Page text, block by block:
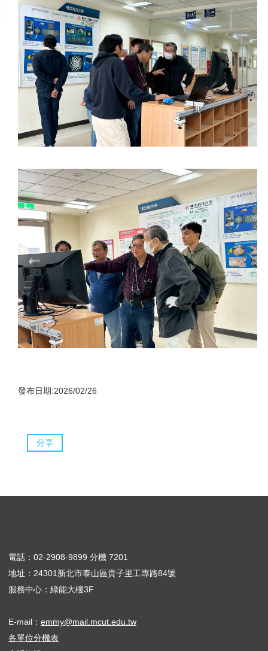
發布日期:2026/02/26
分享
電話：02-2908-9899 分機 7201
地址：24301新北市泰山區貴子里工專路84號
服務中心：綠能大樓3F
E-mail： emmy@mail.mcut.edu.tw
各單位分機表